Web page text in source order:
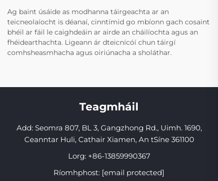
Ag baint úsáide as modhanna táirgeachta ar an
teicneolaíocht is déanaí, cinntímid go mbíonn gach cosaint
bhéil ar fáil le caighdeáin ar airde an cháilíochta agus an
fhéidearthachta. Ligeann ár dteicnícóí chun táirgí
comhsheasmhacha agus oiriúnacha a sholáthar.
Teagmháil
Add: Seomra 807, BL 3, Gangzhong Rd., Uimh. 1690,
Ceanntar Huli, Cathair Xiamen, An tSíne 361100
Lorg: +86-13859990367
Ríomhphost: [email protected]